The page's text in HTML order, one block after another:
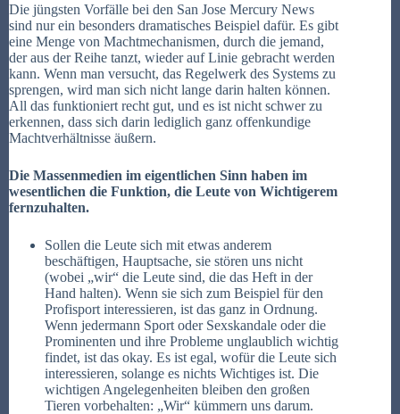
Die jüngsten Vorfälle bei den San Jose Mercury News
sind nur ein besonders dramatisches Beispiel dafür. Es gibt
eine Menge von Machtmechanismen, durch die jemand,
der aus der Reihe tanzt, wieder auf Linie gebracht werden
kann. Wenn man versucht, das Regelwerk des Systems zu
sprengen, wird man sich nicht lange darin halten können.
All das funktioniert recht gut, und es ist nicht schwer zu
erkennen, dass sich darin lediglich ganz offenkundige
Machtverhältnisse äußern.
Die Massenmedien im eigentlichen Sinn haben im
wesentlichen die Funktion, die Leute von Wichtigerem
fernzuhalten.
Sollen die Leute sich mit etwas anderem
beschäftigen, Hauptsache, sie stören uns nicht
(wobei „wir“ die Leute sind, die das Heft in der
Hand halten). Wenn sie sich zum Beispiel für den
Profisport interessieren, ist das ganz in Ordnung.
Wenn jedermann Sport oder Sexskandale oder die
Prominenten und ihre Probleme unglaublich wichtig
findet, ist das okay. Es ist egal, wofür die Leute sich
interessieren, solange es nichts Wichtiges ist. Die
wichtigen Angelegenheiten bleiben den großen
Tieren vorbehalten: „Wir“ kümmern uns darum.